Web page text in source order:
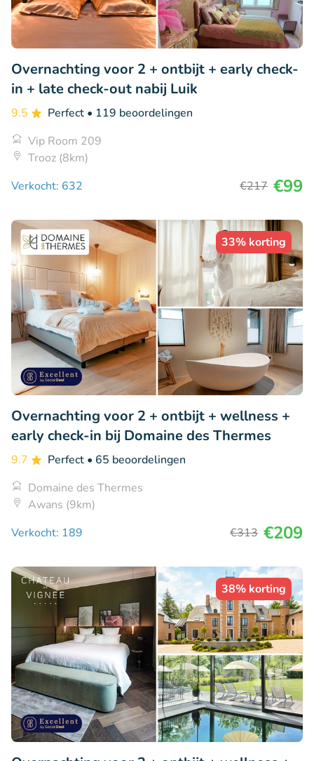
Overnachting voor 2 + ontbijt + early check-
in + late check-out nabij Luik
9.5 Perfect • 119 beoordelingen
Vip Room 209
Trooz (8km)
Verkocht: 632
€217 €99
33% korting
Overnachting voor 2 + ontbijt + wellness +
early check-in bij Domaine des Thermes
9.7 Perfect • 65 beoordelingen
Domaine des Thermes
Awans (9km)
Verkocht: 189
€313 €209
38% korting